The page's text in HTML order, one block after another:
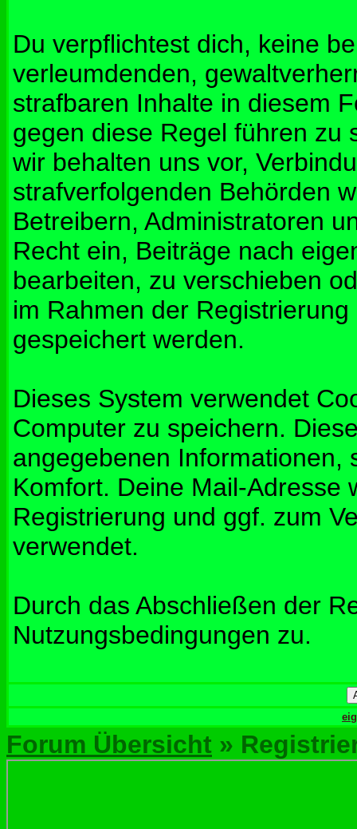
Du verpflichtest dich, keine
verleumdenden,
strafbaren Inhalte in diesem
gegen diese Regel führen zu
wir behalten uns vor,
strafverfolgenden Behörden
Betreibern, Administratoren
Recht ein, Beiträge nach
bearbeiten, zu verschieben
im Rahmen der
gespeichert werden.
Dieses System verwendet
Computer zu speichern.
angegebenen Informationen,
Komfort. Deine Mail-Adresse
Registrierung und ggf. zum
verwendet.
Durch das Abschließen der
Nutzungsbedingungen zu.
Forum Übersicht »